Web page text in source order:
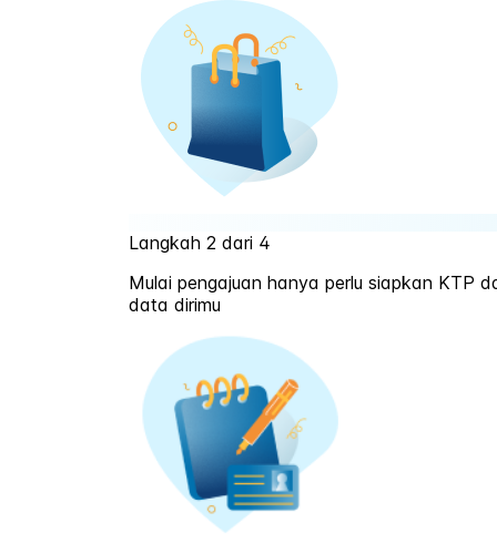
Langkah 2 dari 4
Mulai pengajuan hanya perlu siapkan KTP
data dirimu